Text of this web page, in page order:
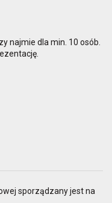
najmie dla min. 10 osób.
sporządzany jest na